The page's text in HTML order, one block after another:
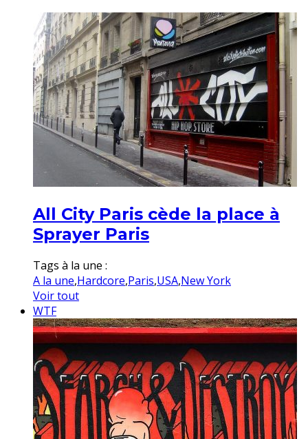
All City Paris cède la place à
Sprayer Paris
Tags à la une :
A la une,Hardcore,Paris,USA,New York
Voir tout
WTF